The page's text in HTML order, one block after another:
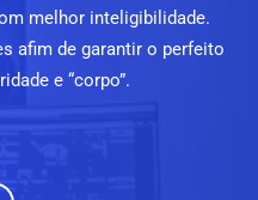
melhor inteligibilidade.
afim de garantir o perfeito
e “corpo”.